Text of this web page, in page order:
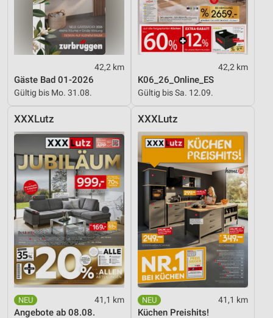
42,2 km
Gäste Bad 01-2026
Gültig bis Mo. 31.08.
42,2 km
K06_26_Online_ES
Gültig bis Sa. 12.09.
XXXLutz
41,1 km
Angebote ab 08.08.
XXXLutz
41,1 km
Küchen Preishits!